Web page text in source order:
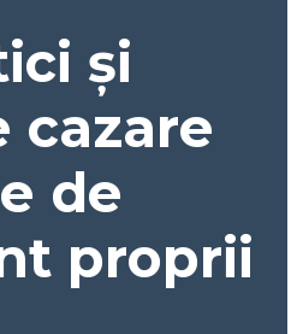
și
cazare
de
proprii